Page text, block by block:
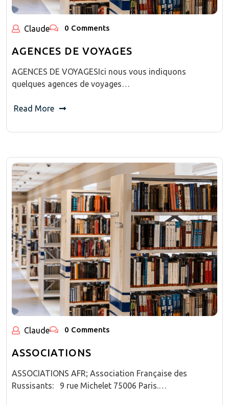
Claude 0 Comments
AGENCES DE VOYAGES
AGENCES DE VOYAGESIci nous vous indiquons
quelques agences de voyages…
Read More
Claude 0 Comments
ASSOCIATIONS
ASSOCIATIONS AFR; Association Française des
Russisants: 9 rue Michelet 75006 Paris.…